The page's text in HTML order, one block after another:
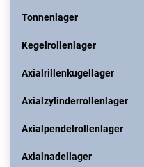
Tonnenlager
Kegelrollenlager
Axialrillenkugellager
Axialzylinderrollenlager
Axialpendelrollenlager
Axialnadellager